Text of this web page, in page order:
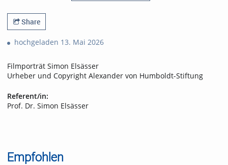
Share
hochgeladen 13. Mai 2026
Filmporträt Simon Elsässer
Urheber und Copyright Alexander von Humboldt-Stiftung
Referent/in:
Prof. Dr. Simon Elsässer
Empfohlen